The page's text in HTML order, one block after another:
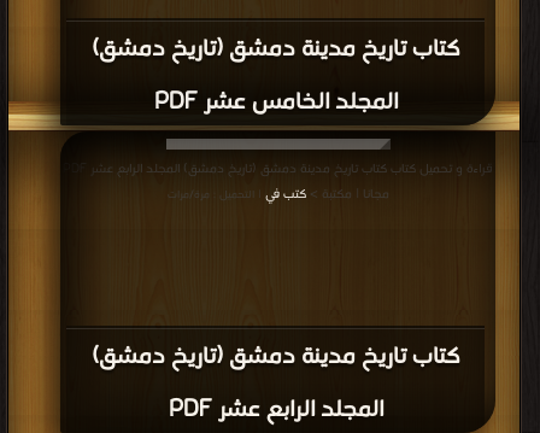
كتاب تاريخ مدينة دمشق (تاريخ دمشق)
المجلد الخامس عشر PDF
كتاب تاريخ مدينة دمشق (تاريخ دمشق)
المجلد الرابع عشر PDF
مجانا | مكتبة >كتب في | التحميل : مرة/مرات